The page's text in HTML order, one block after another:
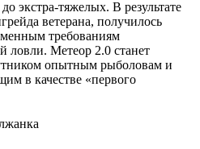
экстра-тяжелых. В результате
ветерана, получилось
требованиям
ловли. Метеор 2.0 станет
опытным рыболовам и
в качестве «первого